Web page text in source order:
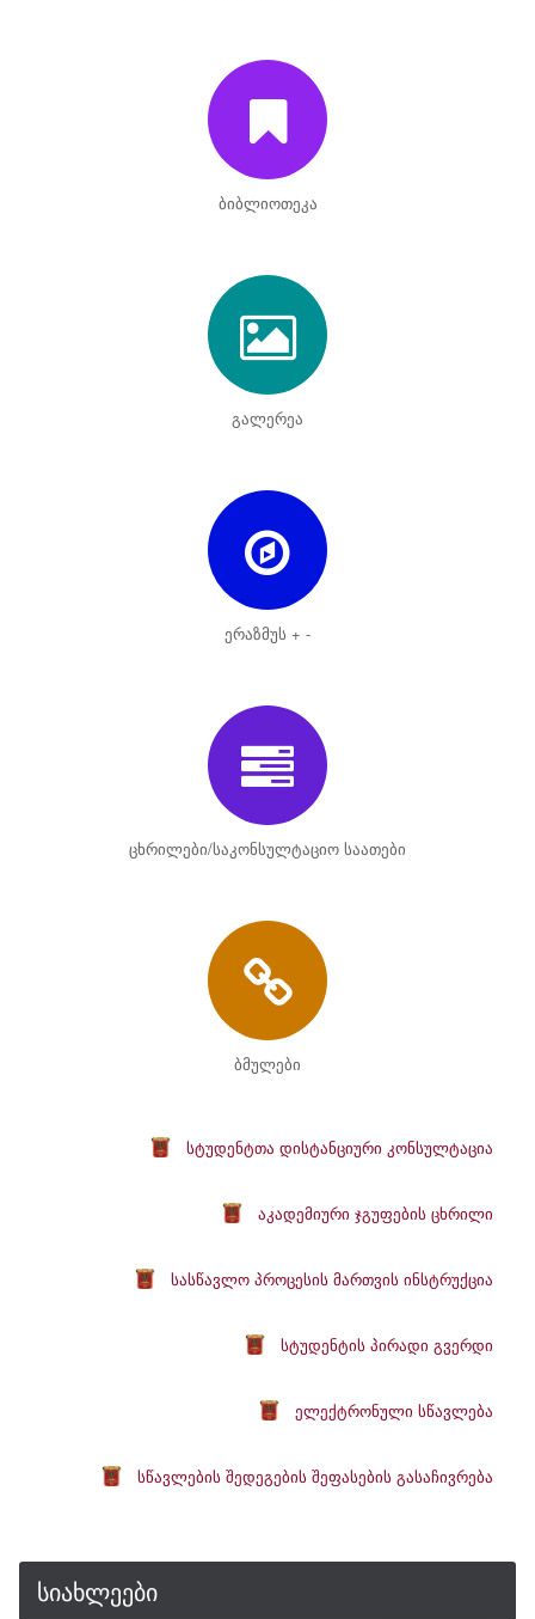
ბიბლიოთეკა
გალერეა
ერაზმუს + -
ცხრილები/საკონსულტაციო საათები
ბმულები
სტუდენტთა დისტანციური კონსულტაცია
აკადემიური ჯგუფების ცხრილი
სასწავლო პროცესის მართვის ინსტრუქცია
სტუდენტის პირადი გვერდი
ელექტრონული სწავლება
სწავლების შედეგების შეფასების გასაჩივრება
სიახლეები